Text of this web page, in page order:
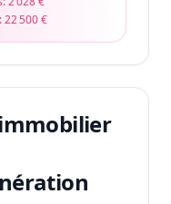
22 500 €